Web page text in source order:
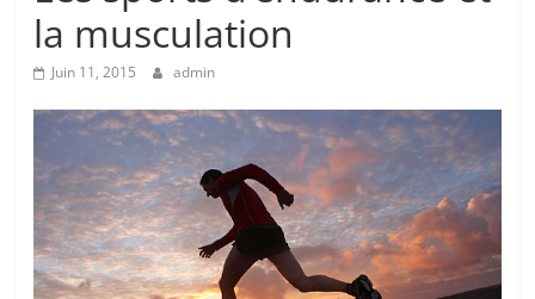
la musculation
Juin 11, 2015 admin